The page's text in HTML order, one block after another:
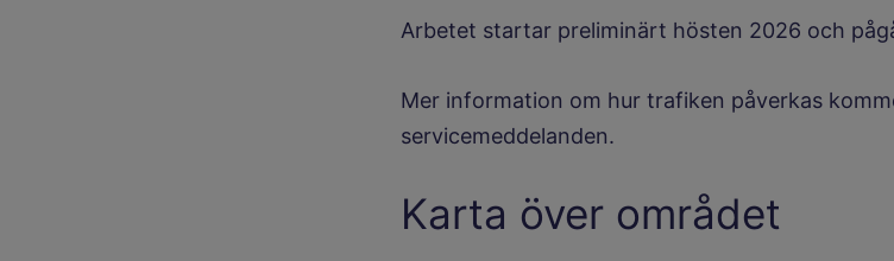
Arbetet startar preliminärt hösten 2026 och
Mer information om hur trafiken påverkas
servicemeddelanden.
Karta över området